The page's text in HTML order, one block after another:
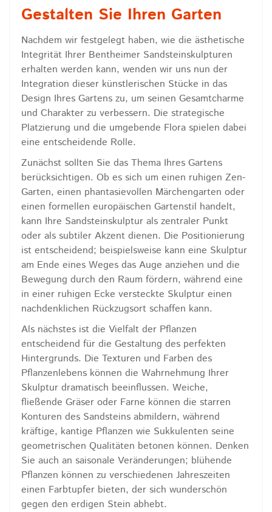
Gestalten Sie Ihren Garten
Nachdem wir festgelegt haben, wie die ästhetische
Integrität Ihrer Bentheimer Sandsteinskulpturen
erhalten werden kann, wenden wir uns nun der
Integration dieser künstlerischen Stücke in das
Design Ihres Gartens zu, um seinen Gesamtcharme
und Charakter zu verbessern. Die strategische
Platzierung und die umgebende Flora spielen dabei
eine entscheidende Rolle.
Zunächst sollten Sie das Thema Ihres Gartens
berücksichtigen. Ob es sich um einen ruhigen Zen-
Garten, einen phantasievollen Märchengarten oder
einen formellen europäischen Gartenstil handelt,
kann Ihre Sandsteinskulptur als zentraler Punkt
oder als subtiler Akzent dienen. Die Positionierung
ist entscheidend; beispielsweise kann eine Skulptur
am Ende eines Weges das Auge anziehen und die
Bewegung durch den Raum fördern, während eine
in einer ruhigen Ecke versteckte Skulptur einen
nachdenklichen Rückzugsort schaffen kann.
Als nächstes ist die Vielfalt der Pflanzen
entscheidend für die Gestaltung des perfekten
Hintergrunds. Die Texturen und Farben des
Pflanzenlebens können die Wahrnehmung Ihrer
Skulptur dramatisch beeinflussen. Weiche,
fließende Gräser oder Farne können die starren
Konturen des Sandsteins abmildern, während
kräftige, kantige Pflanzen wie Sukkulenten seine
geometrischen Qualitäten betonen können. Denken
Sie auch an saisonale Veränderungen; blühende
Pflanzen können zu verschiedenen Jahreszeiten
einen Farbtupfer bieten, der sich wunderschön
gegen den erdigen Stein abhebt.